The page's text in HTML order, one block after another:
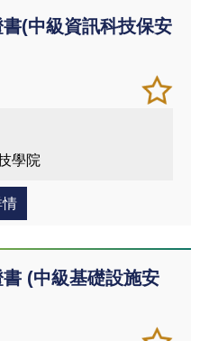
(中級資訊科技保安
加
入/
儲存
課程
學院
情
(中級基礎設施安
加
儲存